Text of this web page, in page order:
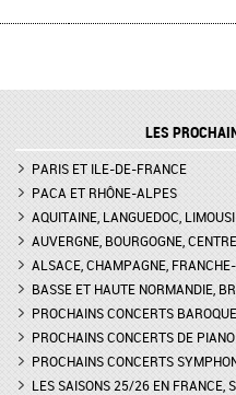
LES
PARIS ET ILE-DE-FRANCE
PACA ET RHÔNE-ALPES
AQUITAINE, LANGUEDOC,
AUVERGNE, BOURGOGNE, CENTRE
ALSACE, CHAMPAGNE,
BASSE ET HAUTE NORMANDIE,
PROCHAINS CONCERTS
PROCHAINS CONCERTS DE PIANO
PROCHAINS CONCERTS
LES SAISONS 25/26 EN FRANCE,